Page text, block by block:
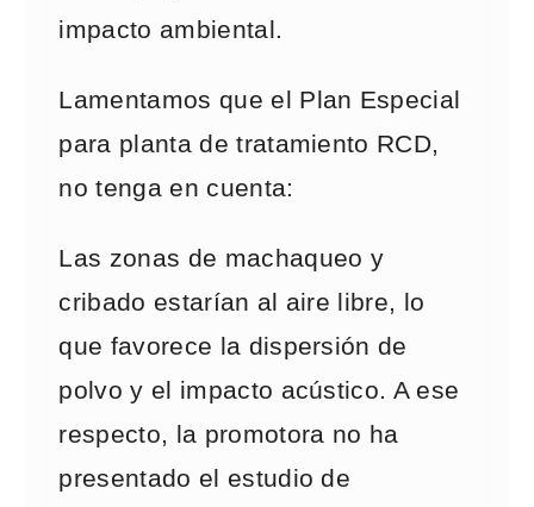
impacto ambiental.
Lamentamos que el Plan Especial
para planta de tratamiento RCD,
no tenga en cuenta:
Las zonas de machaqueo y
cribado estarían al aire libre, lo
que favorece la dispersión de
polvo y el impacto acústico. A ese
respecto, la promotora no ha
presentado el estudio de